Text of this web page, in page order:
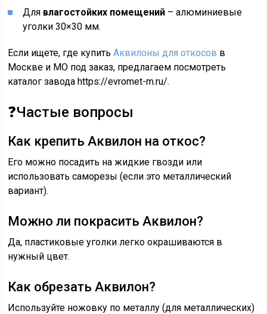
Для влагостойких помещений – алюминиевые
уголки 30×30 мм.
Если ищете, где купитьАквилоны для откосов в
Москве и МО под заказ, предлагаем посмотреть
каталог завода https://evromet-m.ru/.
❓Частые вопросы
Как крепить Аквилон на откос?
Его можно посадить на жидкие гвозди или
использовать саморезы (если это металлический
вариант).
Можно ли покрасить Аквилон?
Да, пластиковые уголки легко окрашиваются в
нужный цвет.
Как обрезать Аквилон?
Используйте ножовку по металлу (для металлических)